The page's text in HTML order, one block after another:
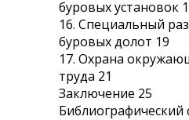
буровых установок
16. Специальный
буровых долот 19
17. Охрана
труда 21
Заключение 25
Библиографический